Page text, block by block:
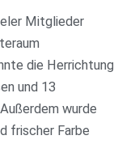
Mitglieder
die Herrichtung
und 13
wurde
frischer Farbe